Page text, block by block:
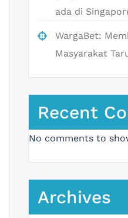
ada di
WargaBet:
Masyarakat
Recent
No comments to
Archives